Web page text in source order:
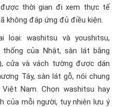
thời gian đi xem thực tế
không đáp ứng đủ điều kiện.
washitsu và youshitsu,
của Nhật, sàn lát bằng
cửa và vách tường được dán
Tây, sàn lát gỗ, nói chung
Nam. Chọn washitsu hay
của mỗi người, tuy nhiên lưu ý